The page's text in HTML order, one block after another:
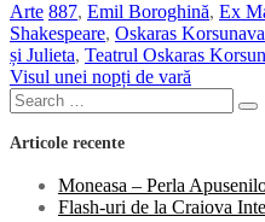
Arte 887, Emil Boroghină, Ex
Shakespeare, Oskaras
și Julieta, Teatrul Oskaras
Visul unei nopți de vară
Search
for:
Articole recente
Moneasa – Perla
Flash-uri de la Craiova